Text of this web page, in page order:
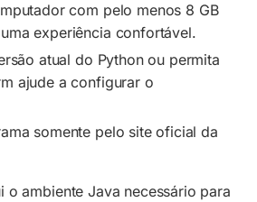
com pelo menos 8 GB
experiência confortável.
atual do Python ou permita
ajude a configurar o
somente pelo site oficial da
o ambiente Java necessário para